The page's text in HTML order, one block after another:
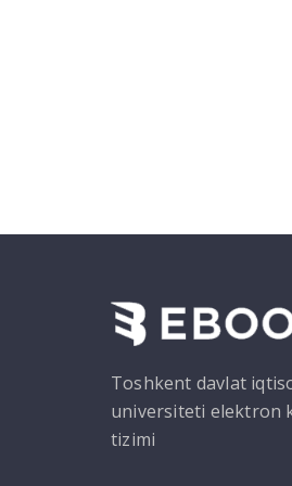
Toshkent davlat
universiteti elektron
tizimi